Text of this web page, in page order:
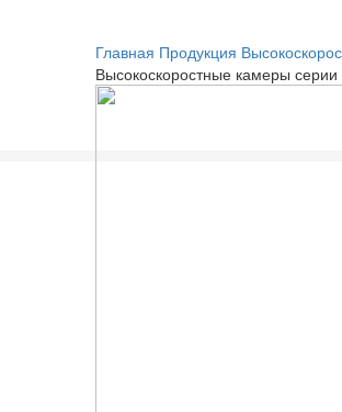
Главная Продукция
Высокоскоростные камеры